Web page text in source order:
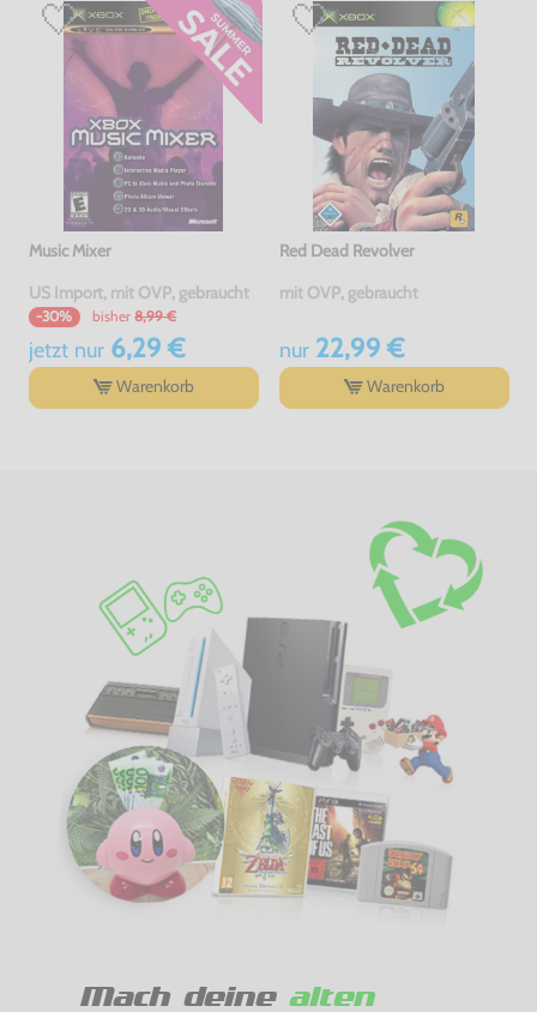
Music Mixer
US Import, mit OVP, gebraucht
-30% bisher 8,99 €
jetzt nur6,29 €
Warenkorb
Red Dead Revolver
mit OVP, gebraucht
nur22,99 €
Warenkorb
Mach deine alten